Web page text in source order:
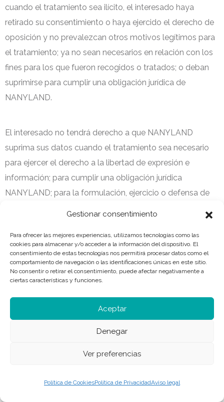
Gestionar consentimiento
Para ofrecer las mejores experiencias, utilizamos tecnologías como las
cookies para almacenar y/o acceder a la información del dispositivo. El
consentimiento de estas tecnologías nos permitirá procesar datos como el
comportamiento de navegación o las identificaciones únicas en este sitio.
No consentir o retirar el consentimiento, puede afectar negativamente a
ciertas características y funciones.
Aceptar
Denegar
Ver preferencias
Política de CookiesPolítica de PrivacidadAviso legal
cuando el tratamiento sea ilícito, el interesado haya
retirado su consentimiento o haya ejercido el derecho de
oposición y no prevalezcan otros motivos legítimos para
el tratamiento; ya no sean necesarios en relación con los
fines para los que fueron recogidos o tratados; o deban
suprimirse para cumplir una obligación jurídica de
NANYLAND.
El interesado no tendrá derecho a que NANYLAND
suprima sus datos cuando el tratamiento sea necesario
para ejercer el derecho a la libertad de expresión e
información; para cumplir una obligación jurídica
NANYLAND; para la formulación, ejercicio o defensa de
fines de investigación histórica, estadística o científica.
NANYLAND responderá a su solicitud a la mayor
desde la recepción de su solicitud. Dicho plazo podrá
prorrogarse otros dos meses en caso necesario, teniendo
en cuenta la complejidad y el número de solicitudes.